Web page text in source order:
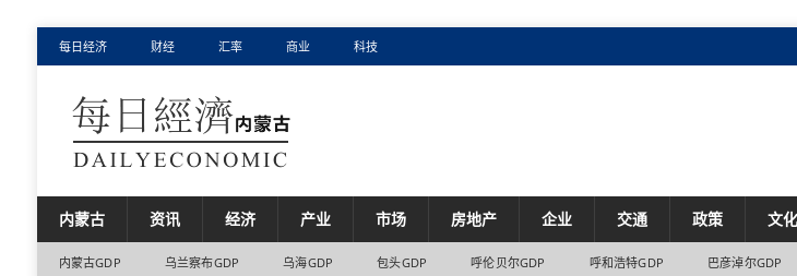
每日经济 财经 汇率 商业 科技
内蒙古 资讯 经济 产业 市场 房地产 企业 交通 政策 文化
内蒙古GDP 乌兰察布GDP 乌海GDP 包头GDP 呼伦贝尔GDP 呼和浩特GDP 巴彦淖尔GDP